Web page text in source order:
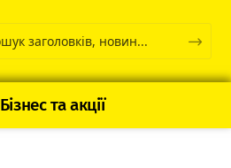
Бізнес та акції